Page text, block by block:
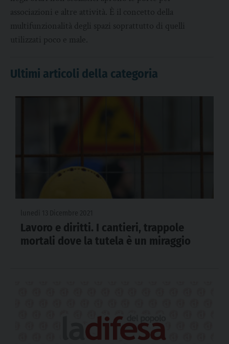
associazioni e altre attività. È il concetto della
multifunzionalità degli spazi soprattutto di quelli
utilizzati poco e male.
Ultimi articoli della categoria
Lavoro e diritti. I cantieri, trappole
mortali dove la tutela è un miraggio